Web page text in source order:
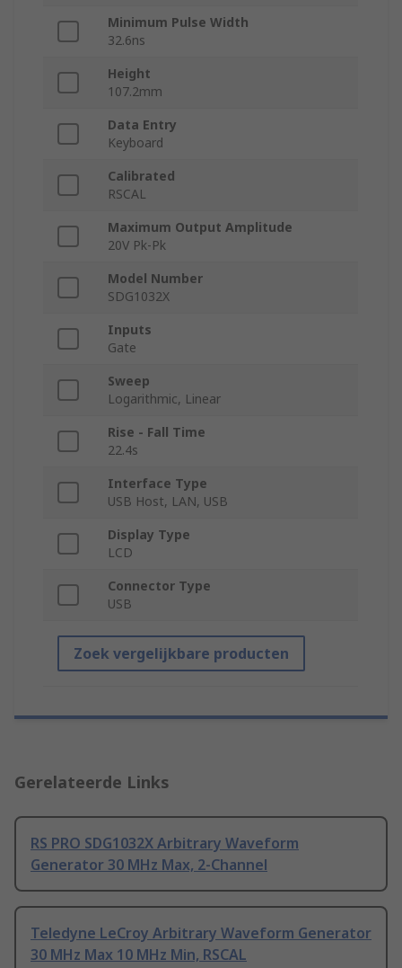
Minimum Pulse Width
32.6ns
Height
107.2mm
Data Entry
Keyboard
Calibrated
RSCAL
Maximum Output Amplitude
20V Pk-Pk
Model Number
SDG1032X
Inputs
Gate
Sweep
Logarithmic, Linear
Rise - Fall Time
22.4s
Interface Type
USB Host, LAN, USB
Display Type
LCD
Connector Type
USB
Zoek vergelijkbare producten
Gerelateerde Links
RS PRO SDG1032X Arbitrary Waveform
Generator 30 MHz Max, 2-Channel
Teledyne LeCroy Arbitrary Waveform Generator
30 MHz Max 10 MHz Min, RSCAL